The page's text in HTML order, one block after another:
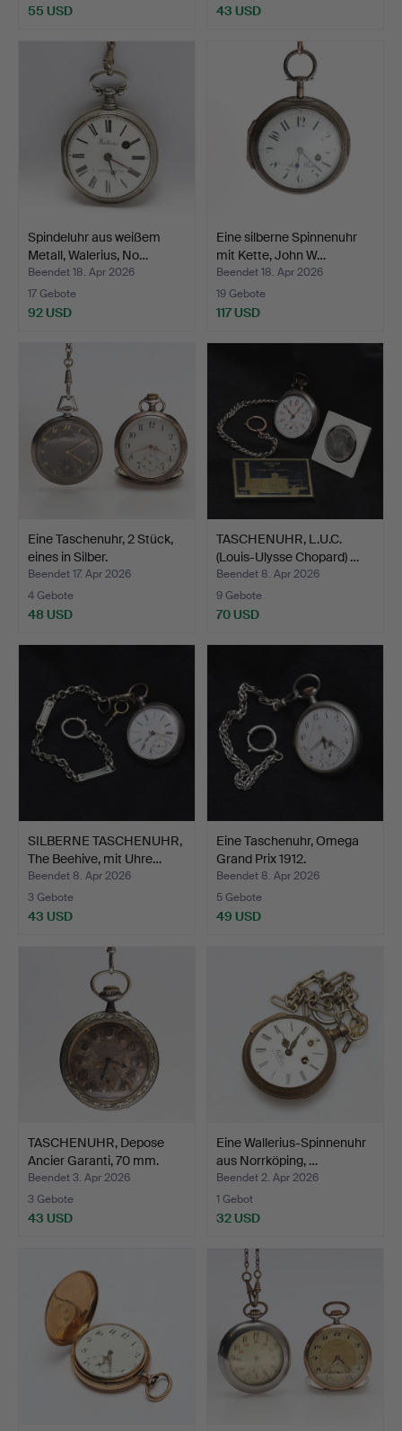
55 USD 43 USD
Spindeluhr aus weißem
Metall, Walerius, No…
Beendet 18. Apr 2026
17 Gebote
92 USD
Eine silberne Spinnenuhr
mit Kette, John W…
Beendet 18. Apr 2026
19 Gebote
117 USD
Eine Taschenuhr, 2 Stück,
eines in Silber.
Beendet 17. Apr 2026
4 Gebote
48 USD
TASCHENUHR, L.U.C.
(Louis-Ulysse Chopard) …
Beendet 8. Apr 2026
9 Gebote
70 USD
SILBERNE TASCHENUHR,
The Beehive, mit Uhre…
Beendet 8. Apr 2026
3 Gebote
43 USD
Eine Taschenuhr, Omega
Grand Prix 1912.
Beendet 8. Apr 2026
5 Gebote
49 USD
TASCHENUHR, Depose
Ancier Garanti, 70 mm.
Beendet 3. Apr 2026
3 Gebote
43 USD
Eine Wallerius-Spinnenuhr
aus Norrköping, …
Beendet 2. Apr 2026
1 Gebot
32 USD